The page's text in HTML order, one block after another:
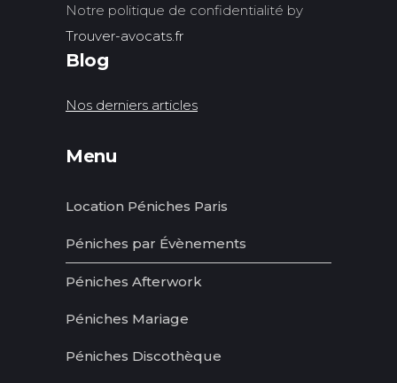
Notre politique de confidentialité by
Trouver-avocats.fr
Blog
Nos derniers articles
Menu
Location Péniches Paris
Péniches par Évènements
Péniches Afterwork
Péniches Mariage
Péniches Discothèque